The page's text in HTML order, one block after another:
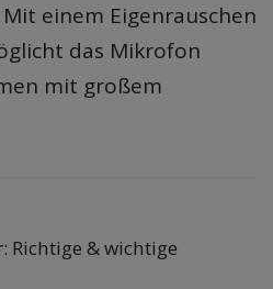
einem Eigenrauschen
das Mikrofon
mit großem
: Richtige & wichtige